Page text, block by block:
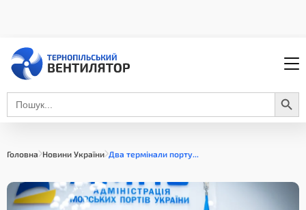
Search
for:
Search Button
Головна Новини України Два термінали порту...